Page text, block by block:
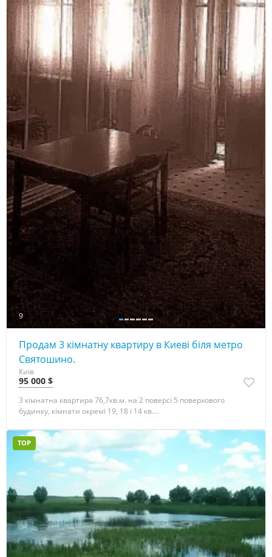
9
Продам 3 кімнатну квартиру в Киеві біля метро
Святошино.
Київ
95 000 $
3 кімнатна квартира 76,7кв.м. на 2 поверсі 5 поверхового
будинку, кімнати окремі 19, 18 і 14 кв....
TOP